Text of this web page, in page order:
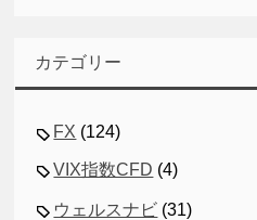
カテゴリー
FX (124)
VIX指数CFD (4)
ウェルスナビ (31)